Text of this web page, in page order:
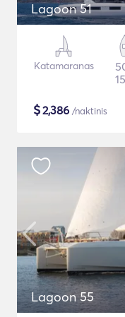
Lagoon 51
Katamaranas
$2,386 /naktinis
Lagoon 55